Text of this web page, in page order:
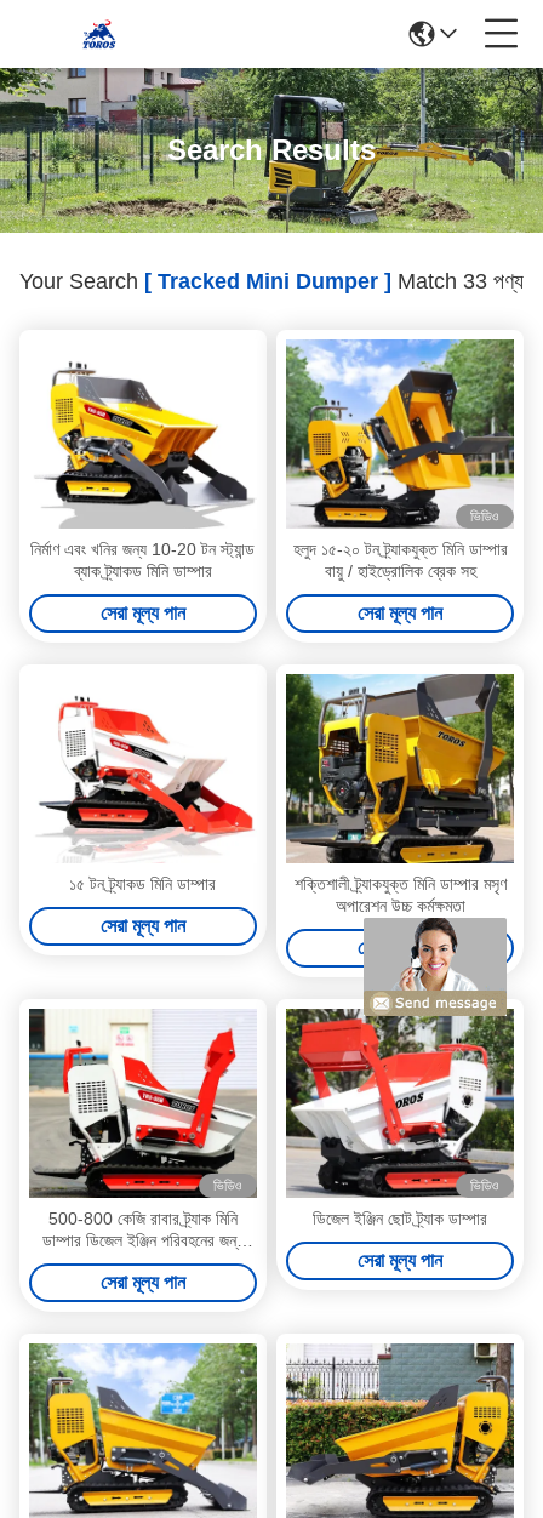
Search Results
Your Search [ Tracked Mini Dumper ] Match 33 পণ্য
নির্মাণ এবং খনির জন্য 10-20 টন স্ট্যান্ড
ব্যাক ট্র্যাকড মিনি ডাম্পার
সেরা মূল্য পান
ভিডিও
হলুদ ১৫-২০ টন ট্র্যাকযুক্ত মিনি ডাম্পার
বায়ু / হাইড্রোলিক ব্রেক সহ
সেরা মূল্য পান
১৫ টন ট্র্যাকড মিনি ডাম্পার
সেরা মূল্য পান
শক্তিশালী ট্র্যাকযুক্ত মিনি ডাম্পার মসৃণ
অপারেশন উচ্চ কর্মক্ষমতা
সেরা মূল্য পান
ভিডিও
500-800 কেজি রাবার ট্র্যাক মিনি
ডাম্পার ডিজেল ইঞ্জিন পরিবহনের জন্য
চালিত
সেরা মূল্য পান
ভিডিও
ডিজেল ইঞ্জিন ছোট ট্র্যাক ডাম্পার
সেরা মূল্য পান